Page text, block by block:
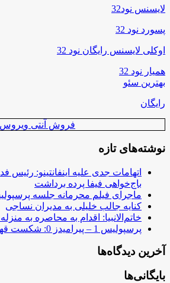
لایسنس نود32
پسورد نود 32
اوکلی لایسنس رایگان نود 32
همیار نود 32
بهترین سئو
رایگان
فروش آنتی ویروس
نوشته‌های تازه
اتهامات جدی علیه اینفانتینو: رئیس
باج‌خواهی فیفا پرده برداشت
ماجرای فیلم محرمانه جلسه
کنایه جالب خلیلی به مدیران نساجی
خاتم‌الانبیا: اقدام به محاصره به
پرسپولیس 1 – پیرامیدز 0: شکست قهرمان آفریقا!
آخرین دیدگاه‌ها
بایگانی‌ها